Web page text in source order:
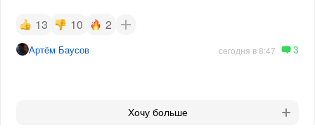
13 10 2
Артём Баусов сегодня в 8:47 3
Хочу больше